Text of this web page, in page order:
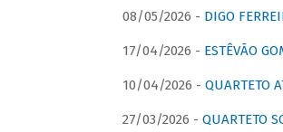
08/05/2026 - DIGO
17/04/2026 - ESTÊVÃO
10/04/2026 -
27/03/2026 - QUARTETO